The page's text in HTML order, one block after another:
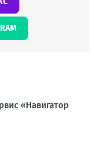
«Навигатор